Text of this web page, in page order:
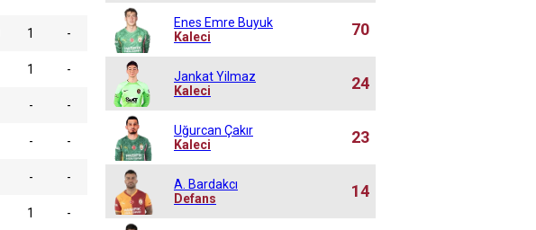
1 -
1 -
- -
- -
- -
1 -
Enes Emre Buyuk
Kaleci
70
Jankat Yilmaz
Kaleci
24
Uğurcan Çakır
Kaleci
23
A. Bardakcı
Defans
14